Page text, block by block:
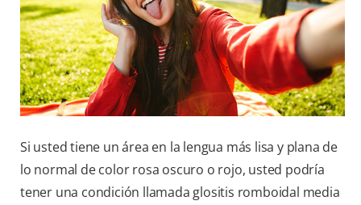
SUSCRÍBASE
Si usted tiene un área en la lengua más lisa y plana de
lo normal de color rosa oscuro o rojo, usted podría
tener una condición llamada glositis romboidal media